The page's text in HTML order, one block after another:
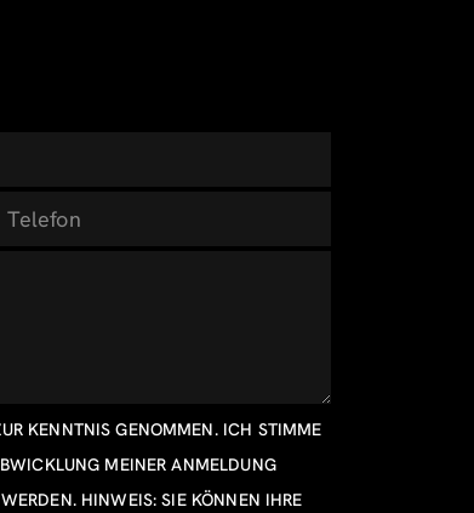
KENNTNIS GENOMMEN. ICH STIMME
MEINER ANMELDUNG
HINWEIS: SIE KÖNNEN IHRE